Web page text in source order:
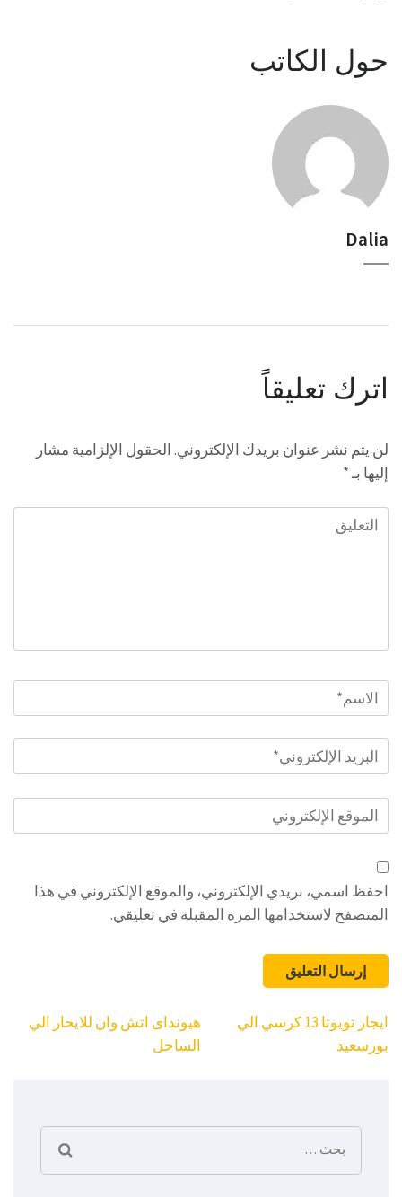
حول الكاتب
Dalia
اترك تعليقاً
لن يتم نشر عنوان بريدك الإلكتروني. الحقول الإلزامية مشار
إليها بـ*
التعليق
الاسم
البريد
الإلكتروني*
الموقع
الإلكتروني
احفظ اسمي، بريدي الإلكتروني، والموقع الإلكتروني في هذا
المتصفح لاستخدامها المرة المقبلة في تعليقي.
تصفّح
المقالات
هيونداى اتش وان للايحار الي
الساحل
ايجار تويوتا 13 كرسي الي
بورسعيد
البحث
عن: